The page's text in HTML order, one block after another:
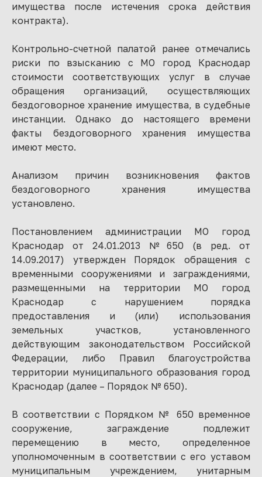
имущества после истечения срока действия
контракта).
Контрольно-счетной палатой ранее отмечались
риски по взысканию с МО город Краснодар
стоимости соответствующих услуг в случае
обращения организаций, осуществляющих
бездоговорное хранение имущества, в судебные
инстанции. Однако до настоящего времени
факты бездоговорного хранения имущества
имеют место.
Анализом причин возникновения фактов
бездоговорного хранения имущества
установлено.
Постановлением администрации МО город
Краснодар от 24.01.2013 №650 (в ред. от
14.09.2017) утвержден Порядок обращения с
временными сооружениями и заграждениями,
размещенными на территории МО город
Краснодар с нарушением порядка
предоставления и (или) использования
земельных участков, установленного
действующим законодательством Российской
Федерации, либо Правил благоустройства
территории муниципального образования город
Краснодар (далее – Порядок № 650).
В соответствии с Порядком № 650 временное
сооружение, заграждение подлежит
перемещению в место, определенное
уполномоченным в соответствии с его уставом
муниципальным учреждением, унитарным